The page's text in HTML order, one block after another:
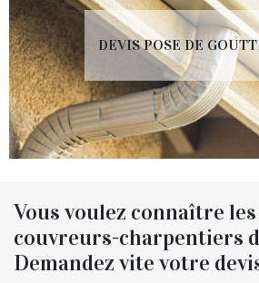
DEVIS POSE DE
Vous voulez connaître
couvreurs-charpentiers
Demandez vite votre